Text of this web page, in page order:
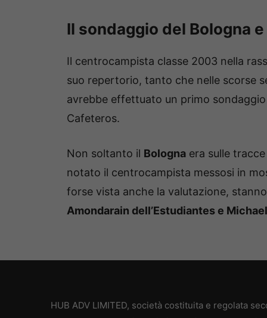
Il sondaggio del Bologna
Il centrocampista classe 2003 nella
suo repertorio, tanto che nelle scorse
avrebbe effettuato un primo
Cafeteros.
Non soltanto il Bologna era sulle
notato il centrocampista messosi in
forse vista anche la valutazione,
Amondarain dell’Estudiantes e
HUB ADV LIMITED, società costituita e regolata